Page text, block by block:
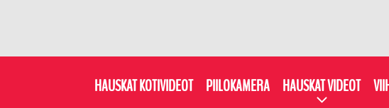
HAUSKAT KOTIVIDEOT PIILOKAMERA HAUSKAT VIDEOT